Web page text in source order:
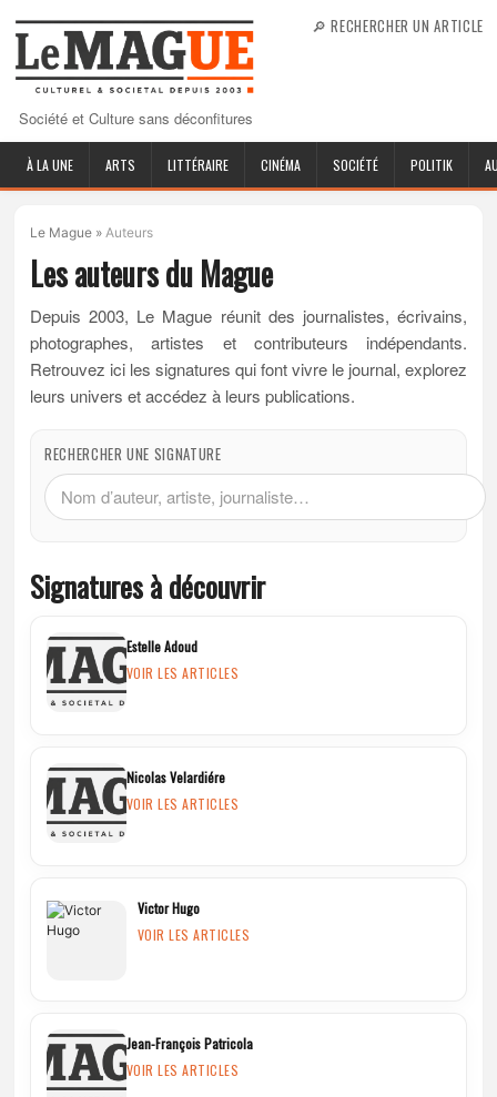
Société et Culture sans déconfitures
🔎 RECHERCHER UN ARTICLE
À LA UNE ARTS LITTÉRAIRE CINÉMA SOCIÉTÉ POLITIK
Le Mague » Auteurs
Les auteurs du Mague
Depuis 2003, Le Mague réunit des journalistes, écrivains,
photographes, artistes et contributeurs indépendants.
Retrouvez ici les signatures qui font vivre le journal, explorez
leurs univers et accédez à leurs publications.
RECHERCHER UNE SIGNATURE
Signatures à découvrir
Estelle Adoud
VOIR LES ARTICLES
Nicolas Velardiére
VOIR LES ARTICLES
Victor Hugo
VOIR LES ARTICLES
Jean-François Patricola
VOIR LES ARTICLES